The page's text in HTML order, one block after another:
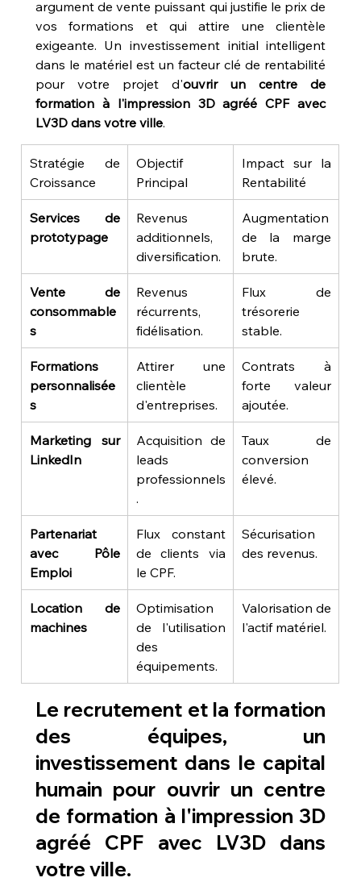
argument de vente puissant qui justifie le prix de
vos formations et qui attire une clientèle
exigeante. Un investissement initial intelligent
dans le matériel est un facteur clé de rentabilité
pour votre projet d'ouvrir un centre de
formation à l'impression 3D agréé CPF avec
LV3D dans votre ville.
Stratégie de
Croissance
Objectif
Principal
Impact sur la
Rentabilité
Services de
prototypage
Revenus
additionnels,
diversification.
Augmentation
de la marge
brute.
Vente de
consommable
s
Revenus
récurrents,
fidélisation.
Flux de
trésorerie
stable.
Formations
personnalisée
s
Attirer une
clientèle
d'entreprises.
Contrats à
forte valeur
ajoutée.
Marketing sur
LinkedIn
Acquisition de
leads
professionnels
.
Taux de
conversion
élevé.
Partenariat
avec Pôle
Emploi
Flux constant
de clients via
le CPF.
Sécurisation
des revenus.
Location de
machines
Optimisation
de l'utilisation
des
équipements.
Valorisation de
l'actif matériel.
Le recrutement et la formation
des équipes, un
investissement dans le capital
humain pour ouvrir un centre
de formation à l'impression 3D
agréé CPF avec LV3D dans
votre ville.